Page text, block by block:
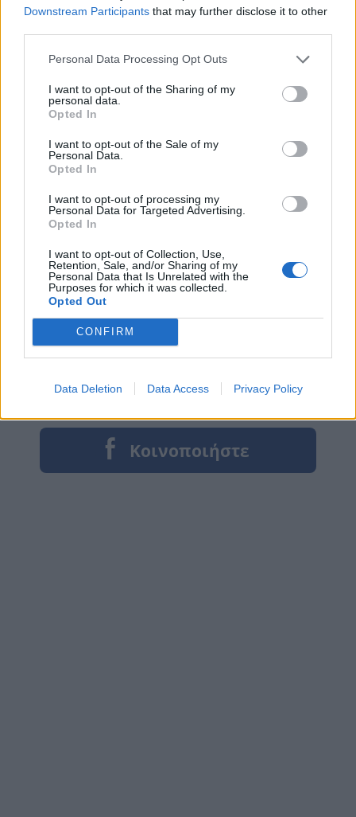
Downstream Participants that may further disclose it to other
Personal Data Processing Opt Outs
I want to opt-out of the Sharing of my
personal data.
Opted In
I want to opt-out of the Sale of my
Personal Data.
Opted In
I want to opt-out of processing my
Personal Data for Targeted Advertising.
Opted In
I want to opt-out of Collection, Use,
Retention, Sale, and/or Sharing of my
Personal Data that Is Unrelated with the
Purposes for which it was collected.
Opted Out
CONFIRM
Data Deletion Data Access Privacy Policy